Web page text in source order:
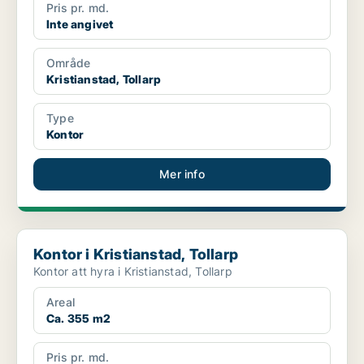
Pris pr. md.
Inte angivet
Område
Kristianstad, Tollarp
Type
Kontor
Mer info
Kontor i Kristianstad, Tollarp
Kontor i Kristianstad, Tollarp
Kontor att hyra i Kristianstad, Tollarp
Areal
Ca. 355 m2
Pris pr. md.